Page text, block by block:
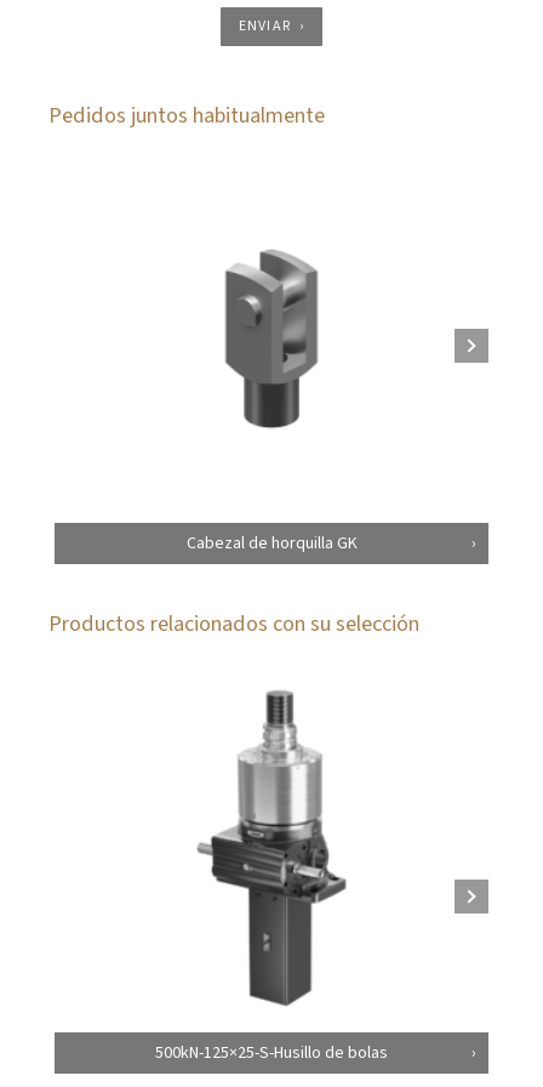
ENVIAR
Pedidos juntos habitualmente
Cabezal de horquilla GK
Productos relacionados con su selección
500kN-125×25-S-Husillo de bolas